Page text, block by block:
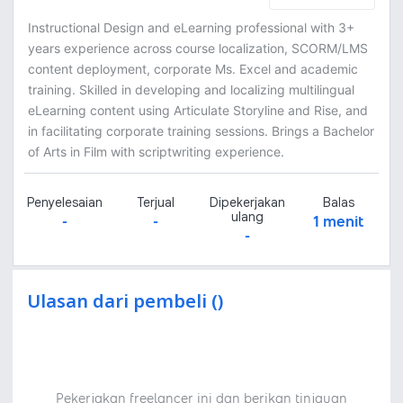
Instructional Design and eLearning professional with 3+
years experience across course localization, SCORM/LMS
content deployment, corporate Ms. Excel and academic
training. Skilled in developing and localizing multilingual
eLearning content using Articulate Storyline and Rise, and
in facilitating corporate training sessions. Brings a Bachelor
of Arts in Film with scriptwriting experience.
Penyelesaian
-
Terjual
-
Dipekerjakan
ulang
-
Balas
1 menit
Ulasan dari pembeli ()
Pekerjakan freelancer ini dan berikan tinjauan